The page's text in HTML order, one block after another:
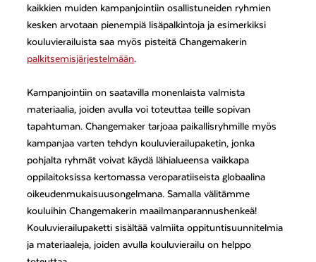
kaikkien muiden kampanjointiin osallistuneiden ryhmien
kesken arvotaan pienempiä lisäpalkintoja ja esimerkiksi
kouluvierailuista saa myös pisteitä Changemakerin
palkitsemisjärjestelmään.
Kampanjointiin on saatavilla monenlaista valmista
materiaalia, joiden avulla voi toteuttaa teille sopivan
tapahtuman. Changemaker tarjoaa paikallisryhmille myös
kampanjaa varten tehdyn kouluvierailupaketin, jonka
pohjalta ryhmät voivat käydä lähialueensa vaikkapa
oppilaitoksissa kertomassa veroparatiiseista globaalina
oikeudenmukaisuusongelmana. Samalla välitämme
kouluihin Changemakerin maailmanparannushenkeä!
Kouluvierailupaketti sisältää valmiita oppituntisuunnitelmia
ja materiaaleja, joiden avulla kouluvierailu on helppo